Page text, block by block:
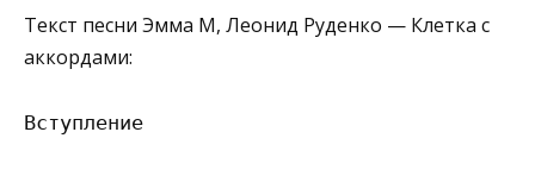
Текст песни Эмма М, Леонид Руденко — Клетка с
аккордами:
Вступление